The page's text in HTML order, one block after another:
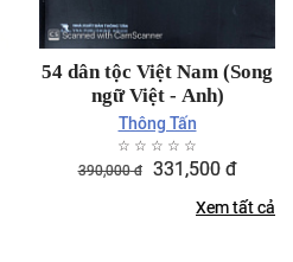
54 dân tộc Việt Nam (Song
ngữ Việt - Anh)
Thông Tấn
☆ ☆ ☆ ☆ ☆
390,000đ 331,500đ
Xem tất cả